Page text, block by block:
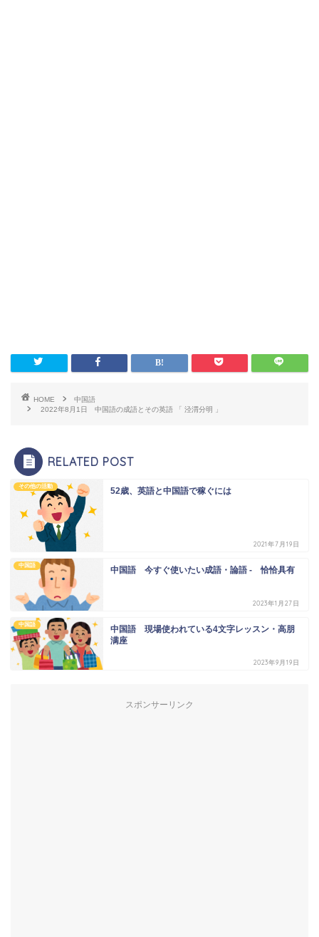
HOME
中国語
2022年8月1日 中国語の成語とその英語 「 泾渭分明 」
RELATED POST
その他の活動 52歳、英語と中国語で稼ぐには
2021年7月19日
中国語 中国語 今すぐ使いたい成語・論語 - 恰恰具有
2023年1月27日
中国語
中国語 現場使われている4文字レッスン・高朋
满座
2023年9月19日
スポンサーリンク